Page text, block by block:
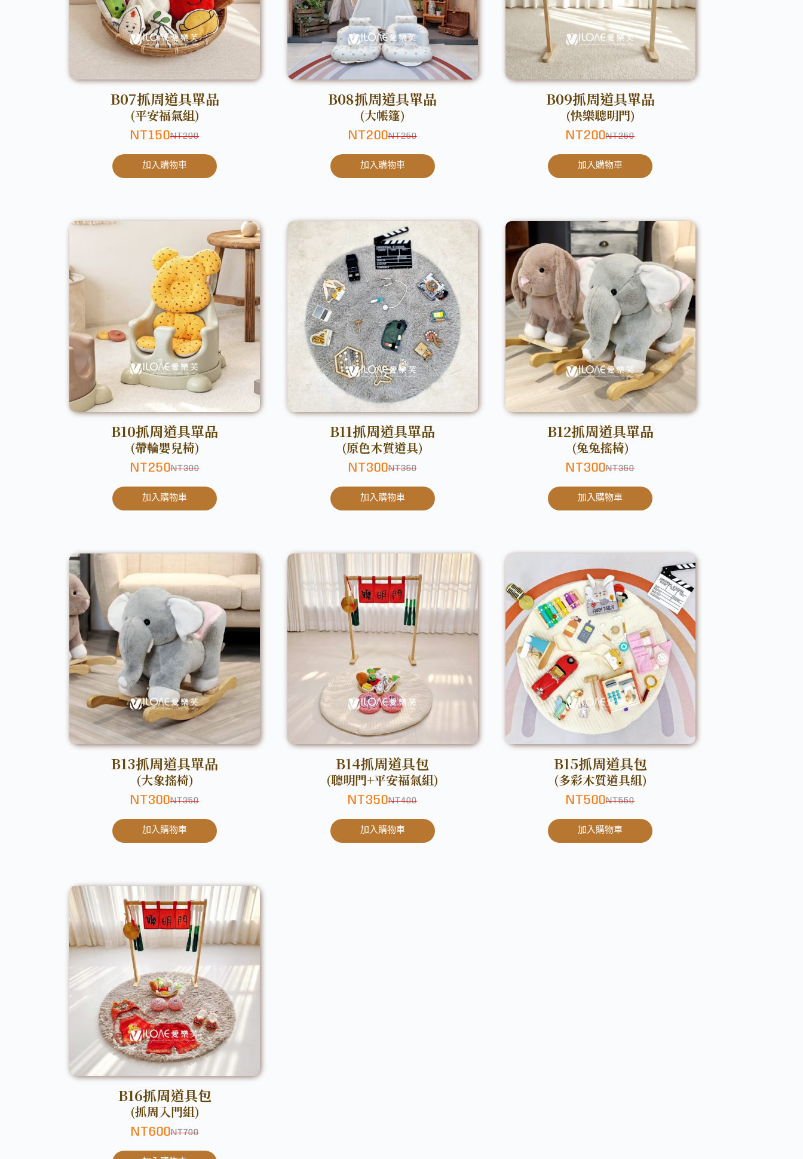
B07抓周道具單品
(平安福氣組)
NT200
NT150
加入購物車
B08抓周道具單品
(大帳篷)
NT250
NT200
加入購物車
B09抓周道具單品
(快樂聰明門)
NT250
NT200
加入購物車
B10抓周道具單品
(帶輪嬰兒椅)
NT300
NT250
加入購物車
B11抓周道具單品
(原色木質道具)
NT350
NT300
加入購物車
B12抓周道具單品
(兔兔搖椅)
NT350
NT300
加入購物車
B13抓周道具單品
(大象搖椅)
NT350
NT300
加入購物車
B14抓周道具包
(聰明門+平安福氣組)
NT400
NT350
加入購物車
B15抓周道具包
(多彩木質道具組)
NT550
NT500
加入購物車
B16抓周道具包
(抓周入門組)
NT700
NT600